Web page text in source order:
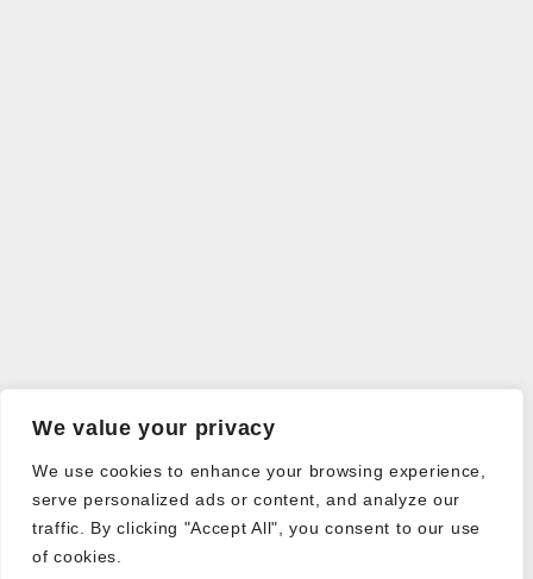
We value your privacy
We use cookies to enhance your browsing experience,
serve personalized ads or content, and analyze our
traffic. By clicking "Accept All", you consent to our use
of cookies.